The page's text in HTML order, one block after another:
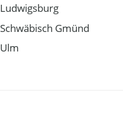
Ludwigsburg
Schwäbisch Gmünd
Ulm